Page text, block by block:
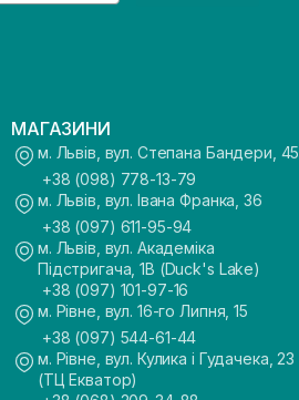
МАГАЗИНИ
м. Львів, вул. Степана Бандери, 45
+38 (098) 778-13-79
м. Львів, вул. Івана Франка, 36
+38 (097) 611-95-94
м. Львів, вул. Академіка
Підстригача, 1В (Duck's Lake)
+38 (097) 101-97-16
м. Рівне, вул. 16-го Липня, 15
+38 (097) 544-61-44
м. Рівне, вул. Кулика і Гудачека, 23
(ТЦ Екватор)